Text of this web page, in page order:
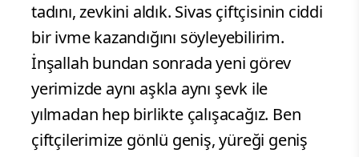
tadını, zevkini aldık. Sivas çiftçisinin ciddi
bir ivme kazandığını söyleyebilirim.
İnşallah bundan sonrada yeni görev
yerimizde aynı aşkla aynı şevk ile
yılmadan hep birlikte çalışacağız. Ben
çiftçilerimize gönlü geniş, yüreği geniş